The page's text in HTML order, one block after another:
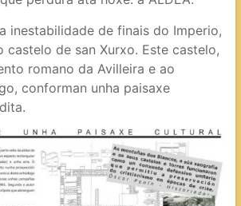
inestabilidade de finais do Imperio,
castelo de san Xurxo. Este castelo,
romano da Avilleira e ao
conforman unha paisaxe